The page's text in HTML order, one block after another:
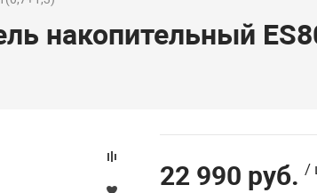
накопительный
22 990 руб. /